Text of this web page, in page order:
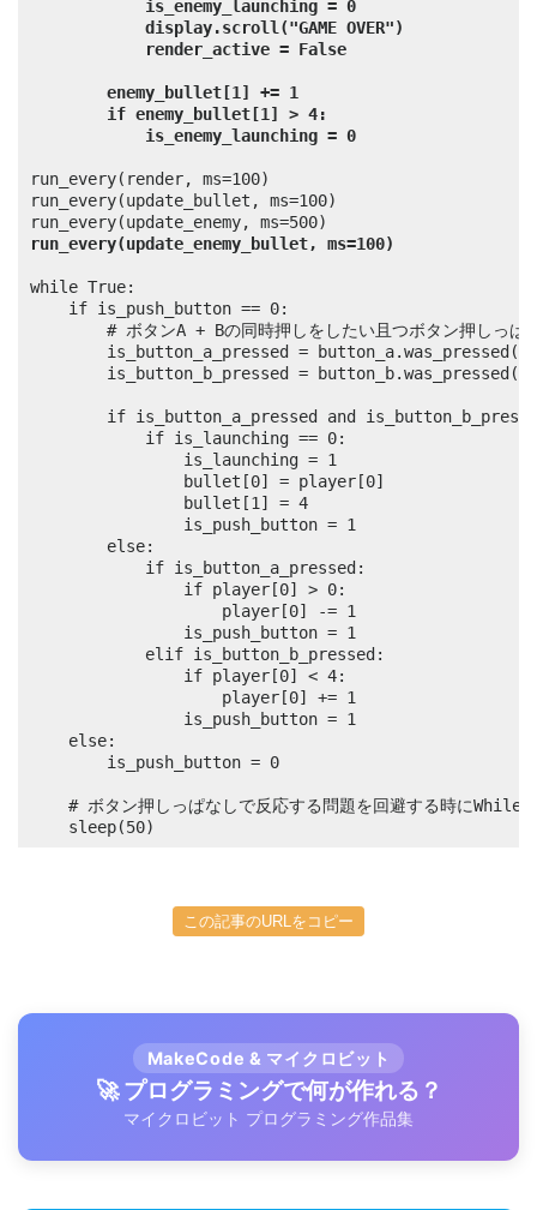
is_enemy_launching = 0
display.scroll("GAME OVER")
render_active = False
enemy_bullet[1] += 1
if enemy_bullet[1] > 4:
is_enemy_launching = 0
run_every(render, ms=100)
run_every(update_bullet, ms=100)
run_every(update_enemy_bullet, ms=100)
while True:
	sleep(50)
この記事のURLをコピー
MakeCode & マイクロビット
🚀 プログラミングで何が作れる？
マイクロビット プログラミング作品集